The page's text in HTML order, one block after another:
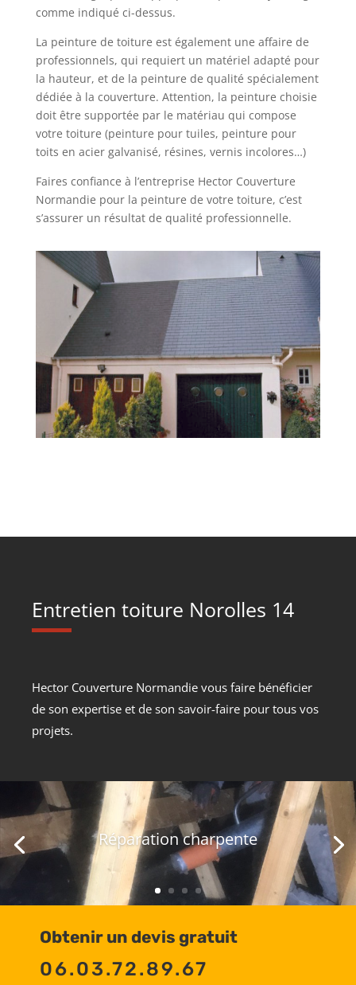
comme indiqué ci-dessus.
La peinture de toiture est également une affaire de
professionnels, qui requiert un matériel adapté pour
la hauteur, et de la peinture de qualité spécialement
dédiée à la couverture. Attention, la peinture choisie
doit être supportée par le matériau qui compose
votre toiture (peinture pour tuiles, peinture pour
toits en acier galvanisé, résines, vernis incolores…)
Faires confiance à l’entreprise Hector Couverture
Normandie pour la peinture de votre toiture, c’est
s’assurer un résultat de qualité professionnelle.
Entretien toiture Norolles 14
Hector Couverture Normandie vous faire bénéficier
de son expertise et de son savoir-faire pour tous vos
projets.
Réparation charpente
Obtenir un devis gratuit
06.03.72.89.67